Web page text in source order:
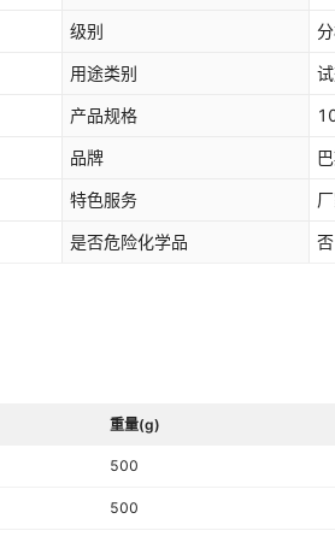
级别
用途类别
产品规格
品牌
特色服务
是否危险化学品 否
重量(g)
500
500